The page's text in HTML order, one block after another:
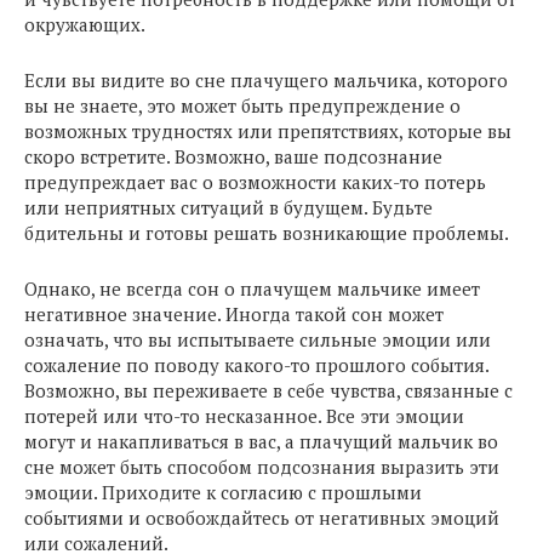
окружающих.
Если вы видите во сне плачущего мальчика, которого
вы не знаете, это может быть предупреждение о
возможных трудностях или препятствиях, которые вы
скоро встретите. Возможно, ваше подсознание
предупреждает вас о возможности каких-то потерь
или неприятных ситуаций в будущем. Будьте
бдительны и готовы решать возникающие проблемы.
Однако, не всегда сон о плачущем мальчике имеет
негативное значение. Иногда такой сон может
означать, что вы испытываете сильные эмоции или
сожаление по поводу какого-то прошлого события.
Возможно, вы переживаете в себе чувства, связанные с
потерей или что-то несказанное. Все эти эмоции
могут и накапливаться в вас, а плачущий мальчик во
сне может быть способом подсознания выразить эти
эмоции. Приходите к согласию с прошлыми
событиями и освобождайтесь от негативных эмоций
или сожалений.